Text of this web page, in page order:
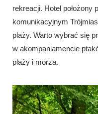
rekreacji. Hotel położony
komunikacyjnym
plaży. Warto wybrać się
w akompaniamencie
plaży i morza.